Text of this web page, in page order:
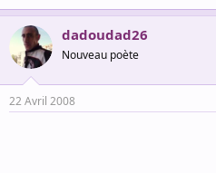
dadoudad26
Nouveau poète
22 Avril 2008